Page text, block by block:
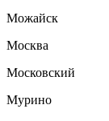
Можайск
Москва
Московский
Мурино